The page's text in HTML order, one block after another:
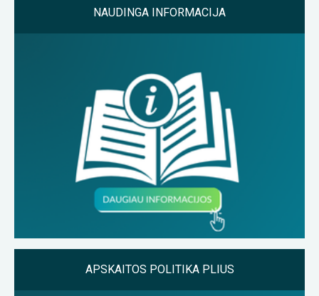
NAUDINGA INFORMACIJA
APSKAITOS POLITIKA PLIUS